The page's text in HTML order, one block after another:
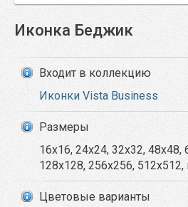
Иконка Беджик
Входит в коллекцию
Иконки Vista Business
Размеры
16x16, 24x24, 32x32, 48x48,
128x128, 256x256, 512x512,
Цветовые варианты